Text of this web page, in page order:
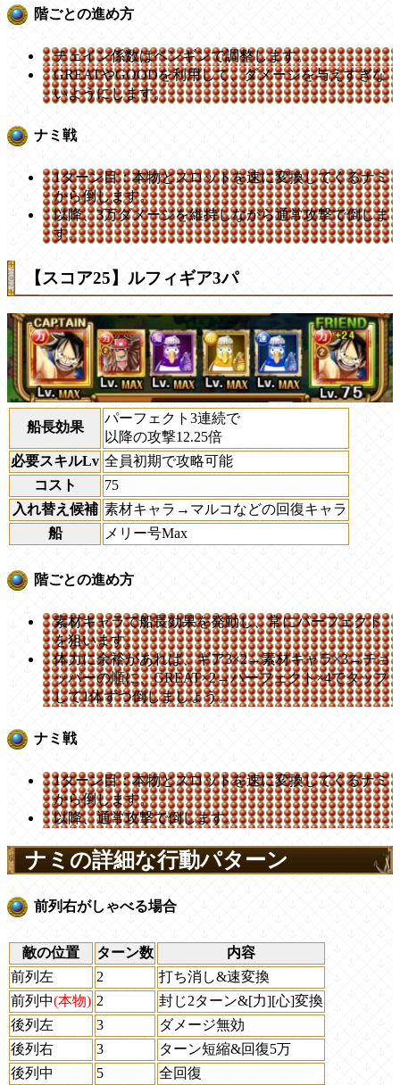
階ごとの進め方
チェイン係数はペンギンで調整します。
GREATやGOODを利用して、ダメージを与えすぎな
いようにします。
ナミ戦
1ターン目：本物とスロットを速に変換してくるナミ
から倒します。
以降、3万ダメージを維持しながら通常攻撃で倒しま
す。
【スコア25】ルフィギア3パ
船長効果
パーフェクト3連続で
以降の攻撃12.25倍
必要スキルLv 全員初期で攻略可能
コスト
75
入れ替え候補 素材キャラ→マルコなどの回復キャラ
船
メリー号Max
階ごとの進め方
素材キャラで船長効果を発動し、常にパーフェクト
を狙います。
体力に余裕があれば、ギア3×2→素材キャラ×3→チョ
ッパーの順に、GREAT×2→パーフェクト×4でタップ
して1体ずつ倒しましょう。
ナミ戦
1ターン目：本物とスロットを速に変換してくるナミ
から倒します。
以降、通常攻撃で倒します。
ナミの詳細な行動パターン
前列右がしゃべる場合
敵の位置 ターン数
内容
前列左
2
打ち消し&速変換
前列中(本物) 2
封じ2ターン&[力][心]変換
後列左
3
ダメージ無効
後列右
3
ターン短縮&回復5万
後列中
5 全回復